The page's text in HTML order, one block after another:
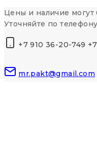
Перейти
к
Цены и наличие могут
Уточняйте по
+7 910 36-20-749
mr.pakt@gmail.com